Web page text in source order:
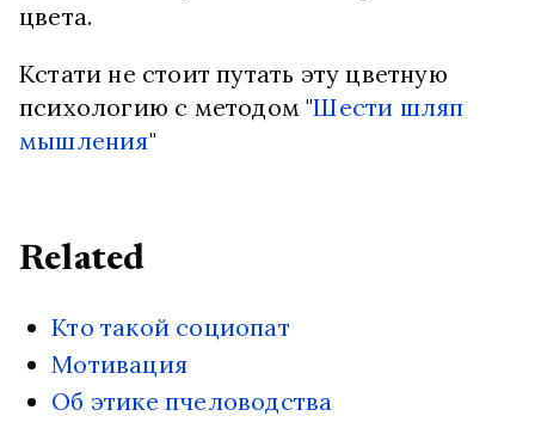
цвета.
Кстати не стоит путать эту цветную
психологию с методом "Шести шляп
мышления"
Related
Кто такой социопат
Мотивация
Об этике пчеловодства